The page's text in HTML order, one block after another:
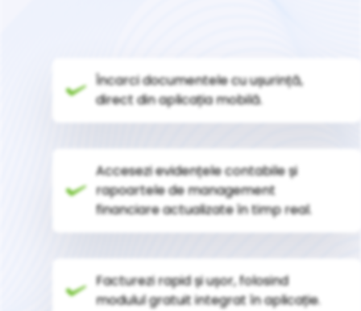
Încarci documentele cu ușurință,
direct din aplicația mobilă.
Accesezi evidențele contabile și
rapoartele de management
financiare actualizate în timp real.
Facturezi rapid și ușor, folosind
modulul gratuit integrat în aplicație.